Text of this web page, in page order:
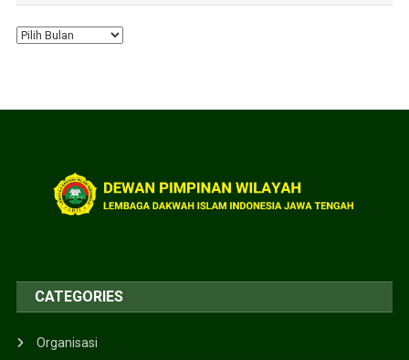
CATEGORIES
Organisasi